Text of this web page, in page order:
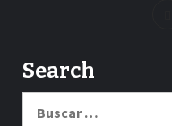
Search